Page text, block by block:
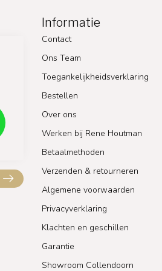
Informatie
Contact
Ons Team
Toegankelijkheidsverklaring
Bestellen
Over ons
Werken bij Rene Houtman
Betaalmethoden
Verzenden & retourneren
Algemene voorwaarden
Privacyverklaring
Klachten en geschillen
Garantie
Showroom Collendoorn